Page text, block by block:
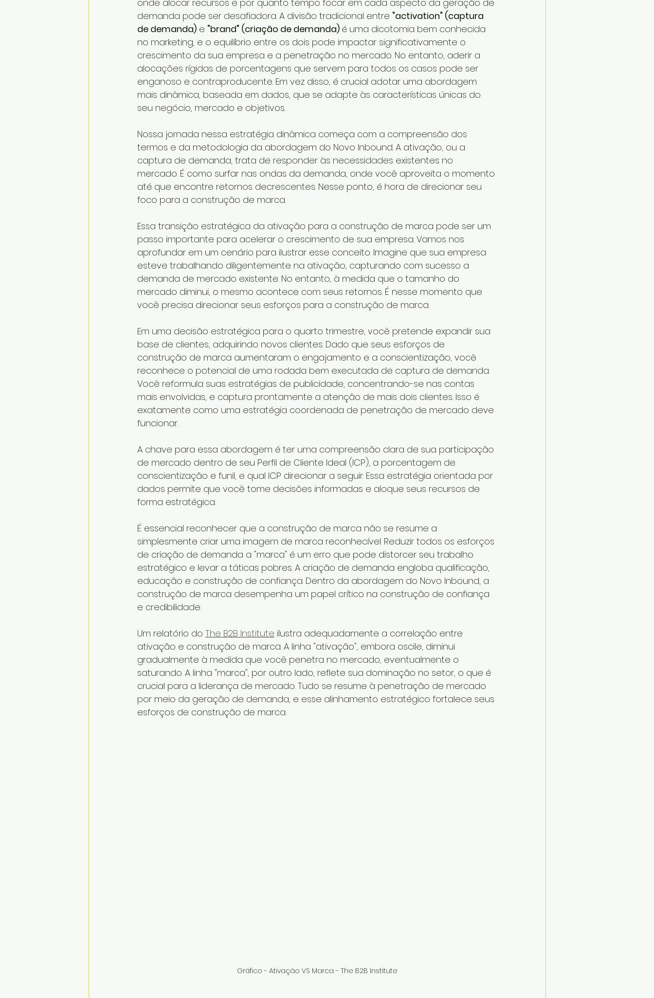
onde alocar recursos e por quanto tempo focar em cada aspecto da geração de
demanda pode ser desafiadora. A divisão tradicional entre "activation" (captura
de demanda) e "brand" (criação de demanda) é uma dicotomia bem conhecida
no marketing, e o equilíbrio entre os dois pode impactar significativamente o
crescimento da sua empresa e a penetração no mercado. No entanto, aderir a
alocações rígidas de porcentagens que servem para todos os casos pode ser
enganoso e contraproducente. Em vez disso, é crucial adotar uma abordagem
mais dinâmica, baseada em dados, que se adapte às características únicas do
seu negócio, mercado e objetivos.
Nossa jornada nessa estratégia dinâmica começa com a compreensão dos
termos e da metodologia da abordagem do Novo Inbound. A ativação, ou a
captura de demanda, trata de responder às necessidades existentes no
mercado. É como surfar nas ondas da demanda, onde você aproveita o momento
até que encontre retornos decrescentes. Nesse ponto, é hora de direcionar seu
foco para a construção de marca.
Essa transição estratégica da ativação para a construção de marca pode ser um
passo importante para acelerar o crescimento de sua empresa. Vamos nos
aprofundar em um cenário para ilustrar esse conceito. Imagine que sua empresa
esteve trabalhando diligentemente na ativação, capturando com sucesso a
demanda de mercado existente. No entanto, à medida que o tamanho do
mercado diminui, o mesmo acontece com seus retornos. É nesse momento que
você precisa direcionar seus esforços para a construção de marca.
Em uma decisão estratégica para o quarto trimestre, você pretende expandir sua
base de clientes, adquirindo novos clientes. Dado que seus esforços de
construção de marca aumentaram o engajamento e a conscientização, você
reconhece o potencial de uma rodada bem executada de captura de demanda.
Você reformula suas estratégias de publicidade, concentrando-se nas contas
mais envolvidas, e captura prontamente a atenção de mais dois clientes. Isso é
exatamente como uma estratégia coordenada de penetração de mercado deve
funcionar.
A chave para essa abordagem é ter uma compreensão clara de sua participação
de mercado dentro de seu Perfil de Cliente Ideal (ICP), a porcentagem de
conscientização e funil, e qual ICP direcionar a seguir. Essa estratégia orientada por
dados permite que você tome decisões informadas e aloque seus recursos de
forma estratégica.
É essencial reconhecer que a construção de marca não se resume a
simplesmente criar uma imagem de marca reconhecível. Reduzir todos os esforços
de criação de demanda a "marca" é um erro que pode distorcer seu trabalho
estratégico e levar a táticas pobres. A criação de demanda engloba qualificação,
educação e construção de confiança. Dentro da abordagem do Novo Inbound, a
construção de marca desempenha um papel crítico na construção de confiança
e credibilidade.
Um relatório do The B2B Institute ilustra adequadamente a correlação entre
ativação e construção de marca. A linha "ativação", embora oscile, diminui
gradualmente à medida que você penetra no mercado, eventualmente o
saturando. A linha "marca", por outro lado, reflete sua dominação no setor, o que é
crucial para a liderança de mercado. Tudo se resume à penetração de mercado
por meio da geração de demanda, e esse alinhamento estratégico fortalece seus
esforços de construção de marca.
Gráfico - Ativação VS Marca - The B2B Institute